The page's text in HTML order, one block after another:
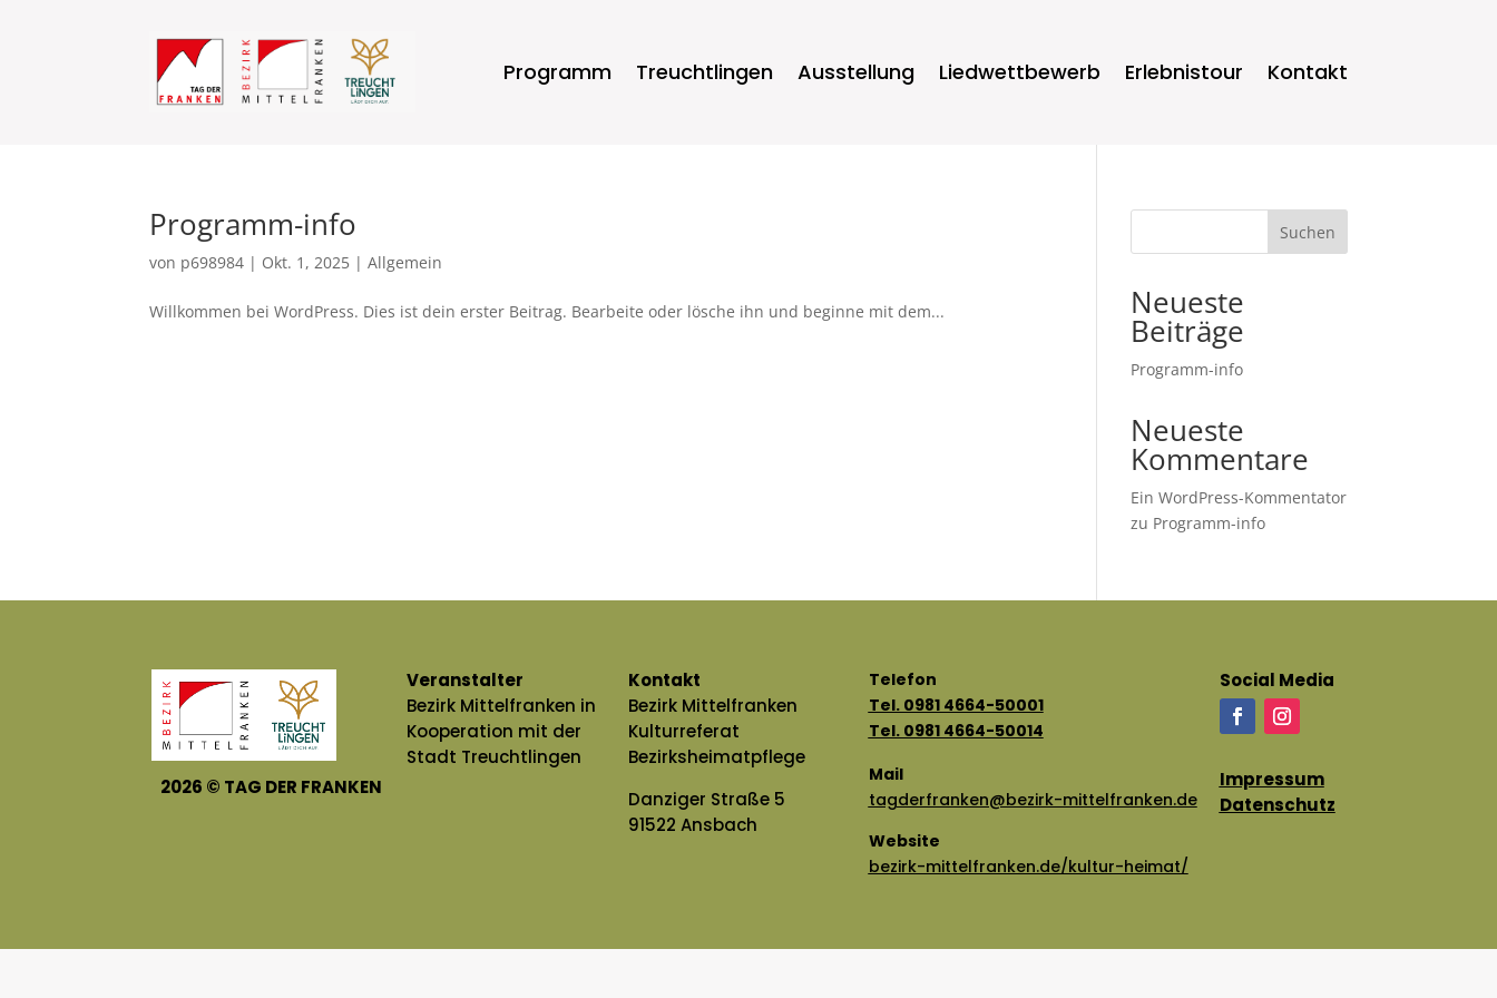
Programm Treuchtlingen Ausstellung Liedwettbewerb Erlebnistour Kontakt
Programm-info
von p698984 | Okt. 1, 2025 |Allgemein
Willkommen bei WordPress. Dies ist dein erster Beitrag. Bearbeite oder lösche ihn und beginne mit dem...
Suchen
Neueste
Beiträge
Programm-info
Neueste
Kommentare
Ein WordPress-Kommentator
zu Programm-info
2026 © TAG DER FRANKEN
Veranstalter
Bezirk Mittelfranken in
Kooperation mit der
Stadt Treuchtlingen
Kontakt
Bezirk Mittelfranken
Kulturreferat
Bezirksheimatpflege
Danziger Straße 5
91522 Ansbach
Telefon
Tel. 0981 4664-50001
Tel. 0981 4664-50014
Mail
tagderfranken@bezirk-mittelfranken.de
Website
bezirk-mittelfranken.de/kultur-heimat/
Social Media
Impressum
Datenschutz